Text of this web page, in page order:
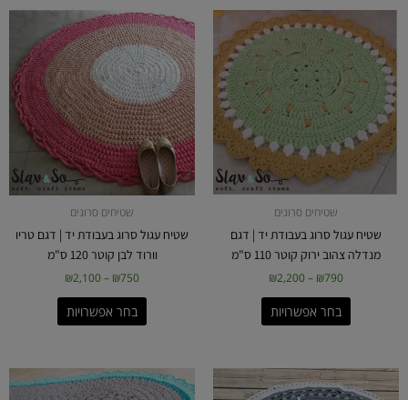
שטיחים סרוגים
שטיח עגול סרוג בעבודת יד | דגם
מנדלה צהוב ירוק קוטר 110 ס"מ
₪790
–
₪2,200
טווח
מחירים:
עד
בחר אפשרויות
למוצר
זה
יש
מספר
סוגים.
ניתן
לבחור
את
האפשרויות
בעמוד
שטיחים סרוגים
שטיח עגול סרוג בעבודת יד | דגם טריו
וורוד לבן קוטר 120 ס"מ
₪750
–
₪2,100
טווח
מחירים:
עד
בחר אפשרויות
זה
יש
מספר
סוגים.
ניתן
לבחור
את
האפשרויות
בעמוד
טווח
מחירים:
למוצר
זה